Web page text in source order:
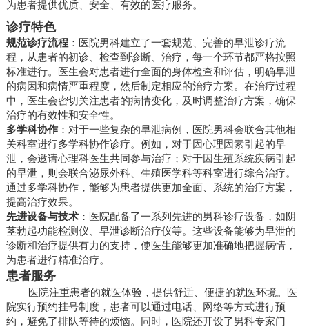
为患者提供优质、安全、有效的医疗服务。
诊疗特色
规范诊疗流程：医院男科建立了一套规范、完善的早泄诊疗流
程，从患者的初诊、检查到诊断、治疗，每一个环节都严格按照
标准进行。医生会对患者进行全面的身体检查和评估，明确早泄
的病因和病情严重程度，然后制定相应的治疗方案。在治疗过程
中，医生会密切关注患者的病情变化，及时调整治疗方案，确保
治疗的有效性和安全性。
多学科协作：对于一些复杂的早泄病例，医院男科会联合其他相
关科室进行多学科协作诊疗。例如，对于因心理因素引起的早
泄，会邀请心理科医生共同参与治疗；对于因生殖系统疾病引起
的早泄，则会联合泌尿外科、生殖医学科等科室进行综合治疗。
通过多学科协作，能够为患者提供更加全面、系统的治疗方案，
提高治疗效果。
先进设备与技术：医院配备了一系列先进的男科诊疗设备，如阴
茎勃起功能检测仪、早泄诊断治疗仪等。这些设备能够为早泄的
诊断和治疗提供有力的支持，使医生能够更加准确地把握病情，
为患者进行精准治疗。
患者服务
医院注重患者的就医体验，提供舒适、便捷的就医环境。医
院实行预约挂号制度，患者可以通过电话、网络等方式进行预
约，避免了排队等待的烦恼。同时，医院还开设了男科专家门